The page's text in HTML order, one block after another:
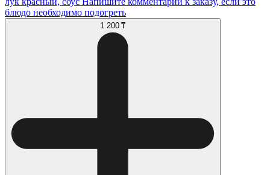
блюдо необходимо подогреть
1 200 ₸